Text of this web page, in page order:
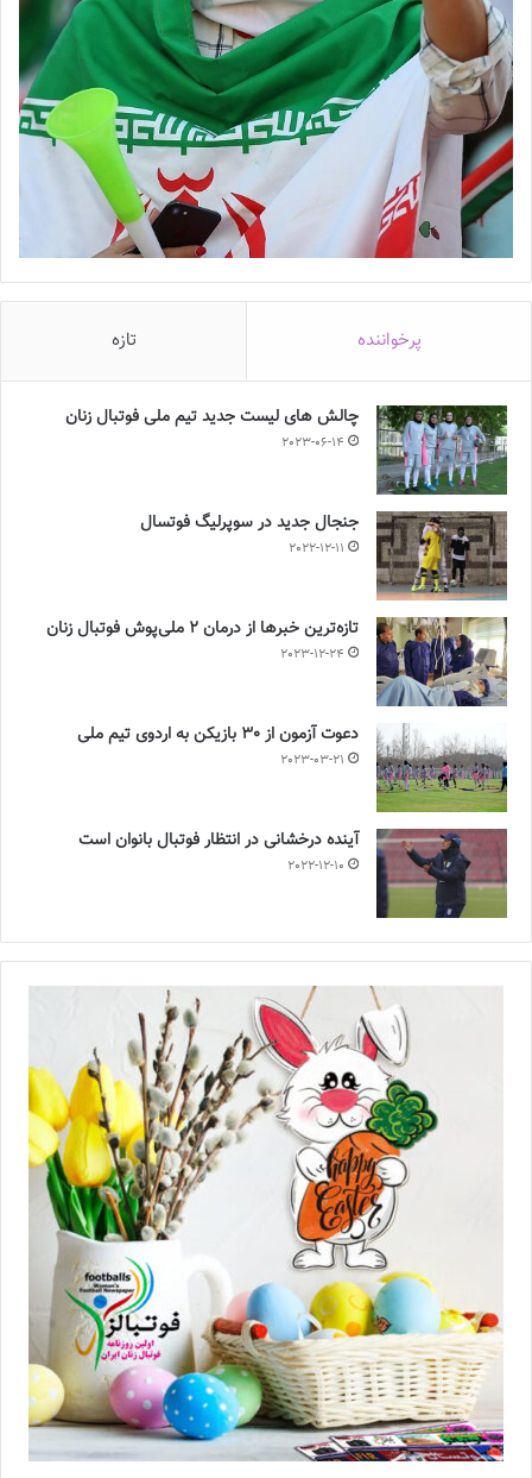
پرخواننده تازه
چالش هاى ليست جدید تيم ملى فوتبال زنان
2023-06-14
جنجال جدید در سوپرلیگ فوتسال
2022-12-11
تازه‌ترین خبرها از درمان ۲ ملی‌پوش فوتبال زنان
2023-12-24
دعوت آزمون از 30 بازیکن به اردوی تیم ملی
2023-03-21
آینده درخشانی در انتظار فوتبال بانوان است
2022-12-10